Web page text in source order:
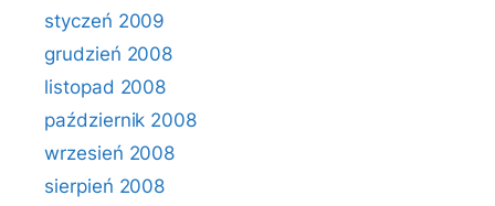
styczeń 2009
grudzień 2008
listopad 2008
październik 2008
wrzesień 2008
sierpień 2008